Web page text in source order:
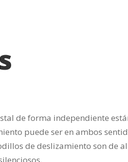
de forma independiente
puede ser en ambos
de deslizamiento son de